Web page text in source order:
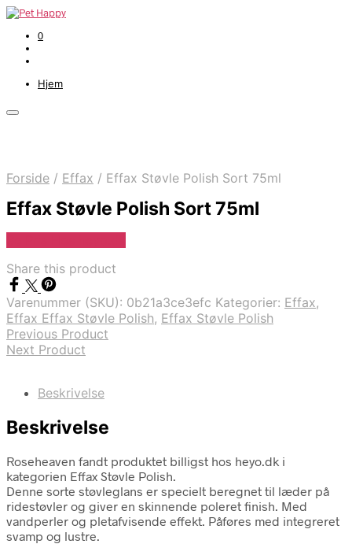
0
Hjem
Forside / Effax / Effax Støvle Polish Sort 75ml
Effax Støvle Polish Sort 75ml
Share this product
Varenummer (SKU): 0b21a3ce3efc Kategorier: Effax,
Effax Effax Støvle Polish, Effax Støvle Polish
Previous Product
Next Product
Beskrivelse
Beskrivelse
Roseheaven fandt produktet billigst hos heyo.dk i
kategorien Effax Støvle Polish.
Denne sorte støvleglans er specielt beregnet til læder på
ridestøvler og giver en skinnende poleret finish. Med
vandperler og pletafvisende effekt. Påføres med integreret
svamp og lustre.